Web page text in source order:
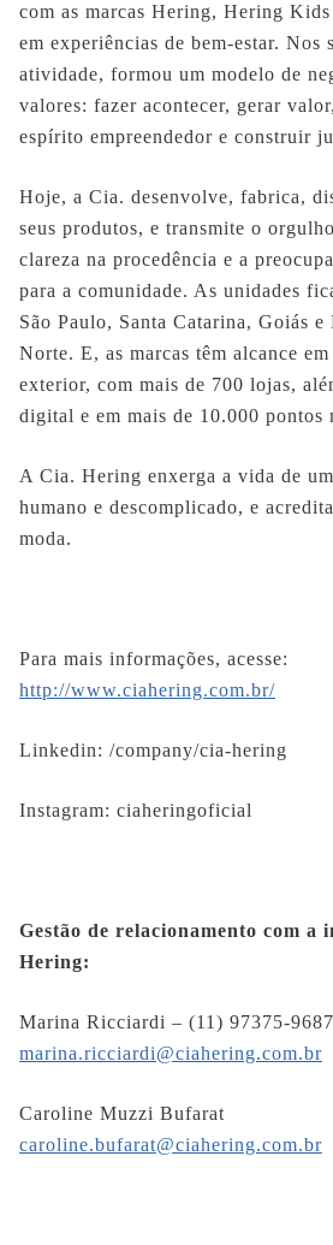
com as marcas Hering, Hering
em experiências de bem-estar. Nos
atividade, formou um modelo de
valores: fazer acontecer, gerar
espírito empreendedor e construir
Hoje, a Cia. desenvolve, fabrica,
seus produtos, e transmite o
clareza na procedência e a
para a comunidade. As unidades
São Paulo, Santa Catarina, Goiás
Norte. E, as marcas têm alcance
exterior, com mais de 700 lojas,
digital e em mais de 10.000 pontos
A Cia. Hering enxerga a vida de
humano e descomplicado, e
moda.
Para mais informações, acesse:
http://www.ciahering.com.br/
Linkedin: /company/cia-hering
Instagram: ciaheringoficial
Gestão de relacionamento com a
Hering:
Marina Ricciardi – (11) 97375-9687
marina.ricciardi@ciahering.com.br
Caroline Muzzi Bufarat
caroline.bufarat@ciahering.com.br